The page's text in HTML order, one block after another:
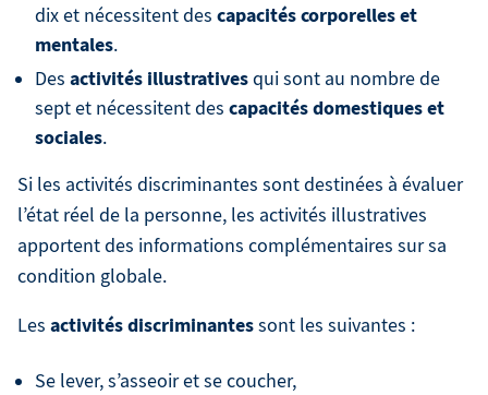
dix et nécessitent des capacités corporelles et
mentales.
Des activités illustrativesqui sont au nombre de
sept et nécessitent des capacités domestiques et
sociales.
Si les activités discriminantes sont destinées à évaluer
l’état réel de la personne, les activités illustratives
apportent des informations complémentaires sur sa
condition globale.
Les activités discriminantessont les suivantes :
Se lever, s’asseoir et se coucher,